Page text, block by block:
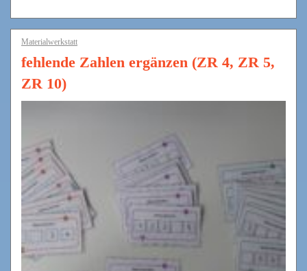
Materialwerkstatt
fehlende Zahlen ergänzen (ZR 4, ZR 5,
ZR 10)